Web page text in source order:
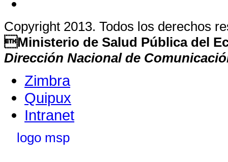
Copyright 2013. Todos los derechos
Ministerio de Salud Pública del
Dirección Nacional de
Zimbra
Quipux
Intranet